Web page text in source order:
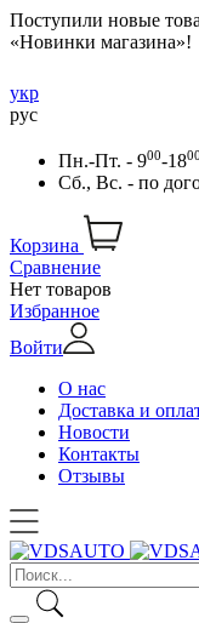
Поступили новые
«Новинки магазина»!
укр
рус
Пн.-Пт. - 900-1800
Сб., Вс. - по
Корзина
Сравнение
Нет товаров
Избранное
Войти
О нас
Доставка и
Новости
Контакты
Отзывы